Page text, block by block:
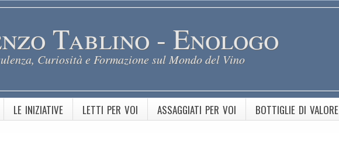
Tablino - Enologo
Curiosità e Formazione sul Mondo del Vino
LE INIZIATIVE LETTI PER VOI ASSAGGIATI PER VOI BOTTIGLIE DI VALORE